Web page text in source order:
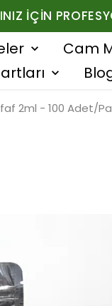
İÇIN
Cam
2ml - 100 Adet/